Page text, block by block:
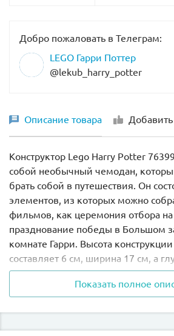
Добро пожаловать в Телеграм:
LEGO Гарри Поттер
@lekub_harry_potter
Описание товара
Конструктор Lego Harry Potter 76399
собой необычный чемодан,
брать собой в путешествия. Он
элементов, из которых можно
фильмов, как церемония отбора на
празднование победы в Большом
комнате Гарри. Высота
составляет 6 см, ширина 17 см, а
игры, все элементы конструктора
а чемодан Гарри Поттера
Чемодан имеет удобную ручку,
Показать полное